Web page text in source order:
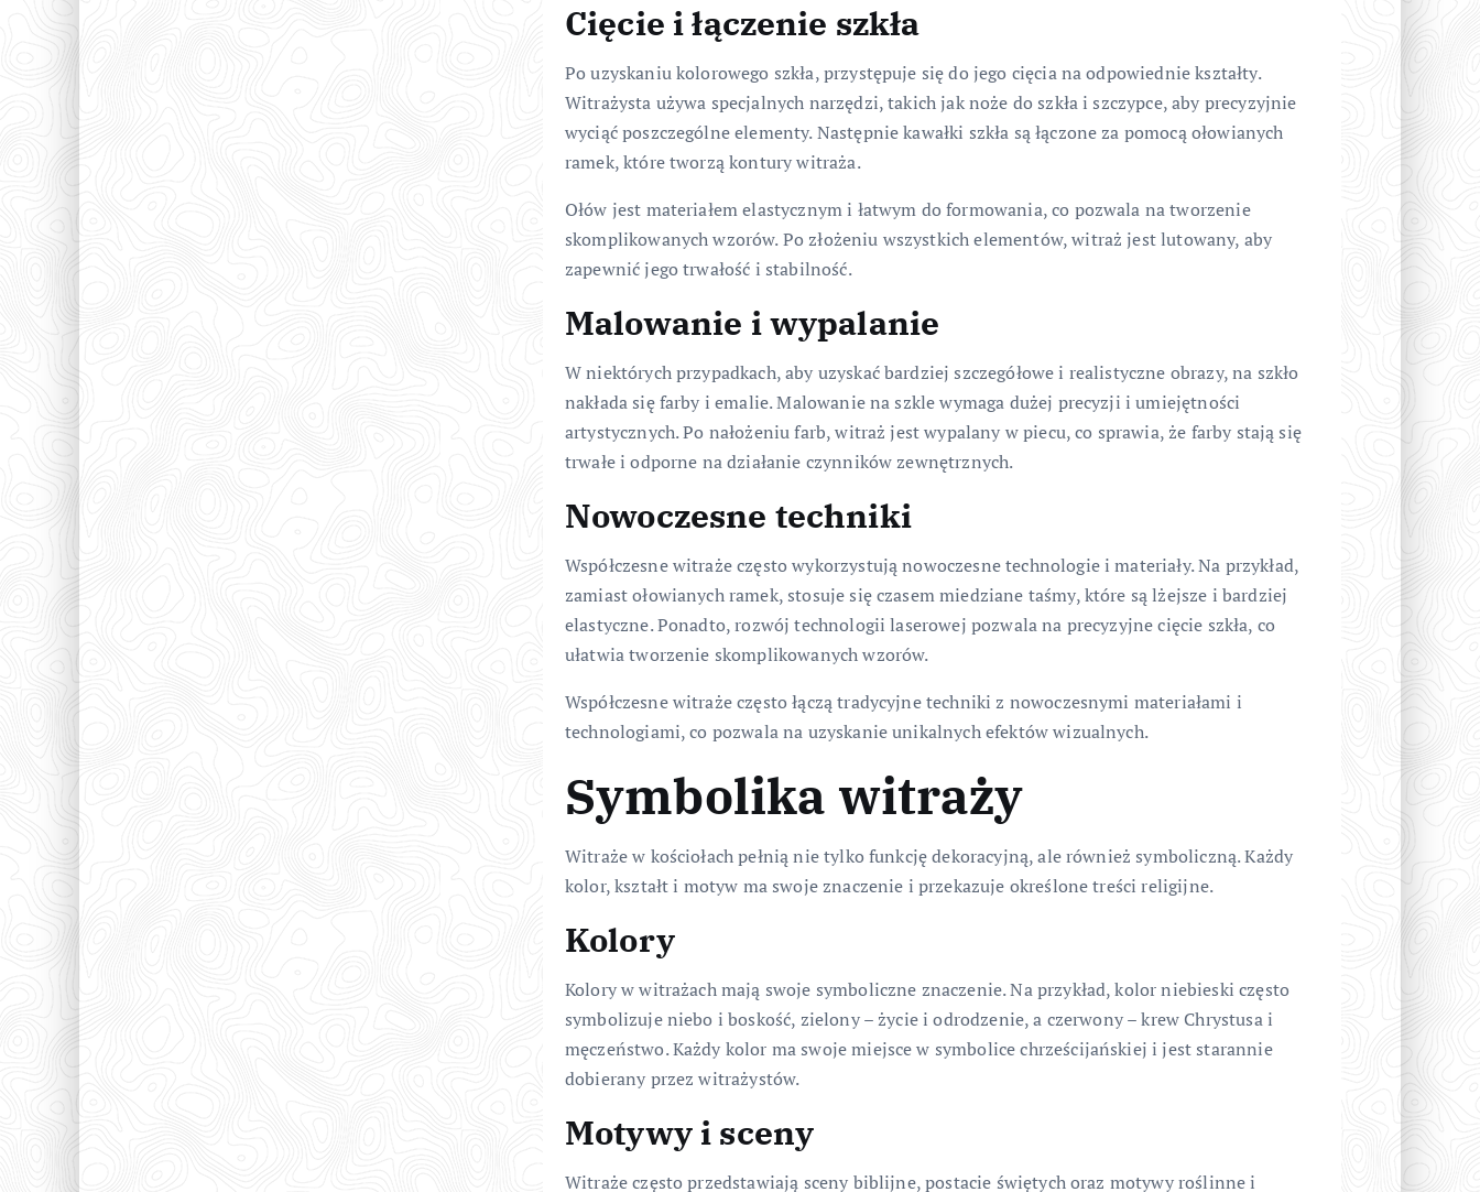
Cięcie i łączenie szkła
Po uzyskaniu kolorowego szkła, przystępuje się do jego cięcia na odpowiednie kształty.
Witrażysta używa specjalnych narzędzi, takich jak noże do szkła i szczypce, aby precyzyjnie
wyciąć poszczególne elementy. Następnie kawałki szkła są łączone za pomocą ołowianych
ramek, które tworzą kontury witraża.
Ołów jest materiałem elastycznym i łatwym do formowania, co pozwala na tworzenie
skomplikowanych wzorów. Po złożeniu wszystkich elementów, witraż jest lutowany, aby
zapewnić jego trwałość i stabilność.
Malowanie i wypalanie
W niektórych przypadkach, aby uzyskać bardziej szczegółowe i realistyczne obrazy, na szkło
nakłada się farby i emalie. Malowanie na szkle wymaga dużej precyzji i umiejętności
artystycznych. Po nałożeniu farb, witraż jest wypalany w piecu, co sprawia, że farby stają się
trwałe i odporne na działanie czynników zewnętrznych.
Nowoczesne techniki
Współczesne witraże często wykorzystują nowoczesne technologie i materiały. Na przykład,
zamiast ołowianych ramek, stosuje się czasem miedziane taśmy, które są lżejsze i bardziej
elastyczne. Ponadto, rozwój technologii laserowej pozwala na precyzyjne cięcie szkła, co
ułatwia tworzenie skomplikowanych wzorów.
Współczesne witraże często łączą tradycyjne techniki z nowoczesnymi materiałami i
technologiami, co pozwala na uzyskanie unikalnych efektów wizualnych.
Symbolika witraży
Witraże w kościołach pełnią nie tylko funkcję dekoracyjną, ale również symboliczną. Każdy
kolor, kształt i motyw ma swoje znaczenie i przekazuje określone treści religijne.
Kolory
Kolory w witrażach mają swoje symboliczne znaczenie. Na przykład, kolor niebieski często
symbolizuje niebo i boskość, zielony – życie i odrodzenie, a czerwony – krew Chrystusa i
męczeństwo. Każdy kolor ma swoje miejsce w symbolice chrześcijańskiej i jest starannie
dobierany przez witrażystów.
Motywy i sceny
Witraże często przedstawiają sceny biblijne, postacie świętych oraz motywy roślinne i